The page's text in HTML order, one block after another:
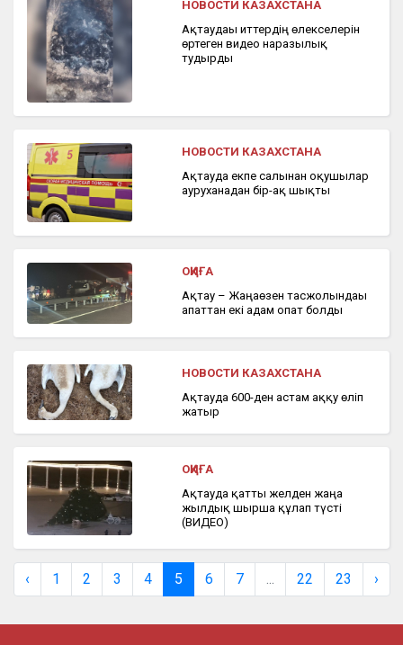
НОВОСТИ КАЗАХСТАНА
Ақтаудағы иттердің өлекселерін
өртеген видео наразылық
тудырды
НОВОСТИ КАЗАХСТАНА
Ақтауда екпе салынған оқушылар
ауруханадан бір-ақ шықты
ОҚИҒА
Ақтау – Жаңаөзен тасжолындағы
апаттан екі адам опат болды
НОВОСТИ КАЗАХСТАНА
Ақтауда 600-ден астам аққу өліп
жатыр
ОҚИҒА
Ақтауда қатты желден жаңа
жылдық шырша құлап түсті
(ВИДЕО)
‹ 1 2 3 4 5 6 7 22 23 ›